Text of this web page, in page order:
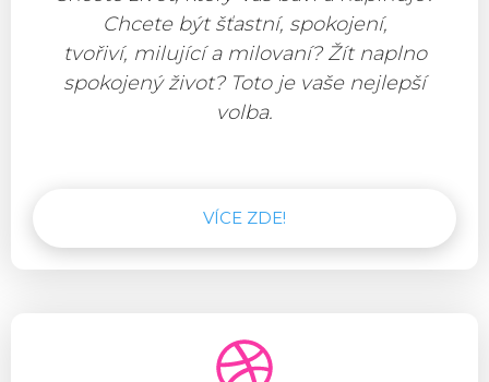
Chcete být šťastní, spokojení,
tvořiví, milující a milovaní? Žít naplno
spokojený život? Toto je vaše nejlepší
volba.
VÍCE ZDE!